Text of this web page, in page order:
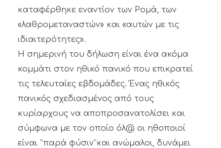
καταφέρθηκε εναντίον των Ρομά, των
«λαθρομεταναστών» και «αυτών με τις
ιδιαιτερότητες».
Η σημερινή του δήλωση είναι ένα ακόμα
κομμάτι στον ηθικό πανικό που επικρατεί
τις τελευταίες εβδομάδες. Ένας ηθικός
πανικός σχεδιασμένος από τους
κυρίαρχους να αποπροσανατολίσει και
σύμφωνα με τον οποίο όλ@ οι ηθοποιοί
είναι “παρά φύσιν”και ανώμαλοι, δυνάμει